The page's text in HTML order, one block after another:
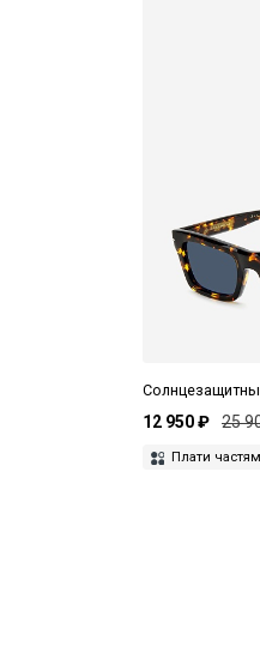
12 950 ₽ 25
Плати